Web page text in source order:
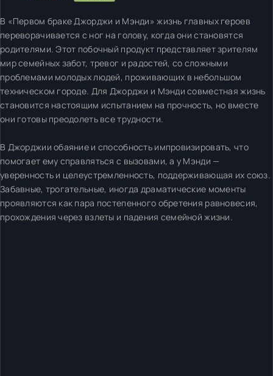
В «Первом браке Джорджи и Мэнди» жизнь главных героев
переворачивается с ног на голову, когда они становятся
родителями. Этот побочный продукт представляет зрителям
мир семейных забот, тревог и радостей, со сложными
проблемами молодых людей, проживающих в небольшом
техническом городе. Для Джорджи и Мэнди совместная жизнь
становится настоящим испытанием на прочность, но вместе
они готовы преодолеть все трудности.
В Джорджии обаяние и способность импровизировать, что
помогает ему справляться с вызовами, а у Мэнди —
уверенность и целеустремленность, поддерживающая их союз.
Забавные, трогательные, иногда драматические моменты
проявляются как пара постепенного обретения равновесия,
прохождения через взлеты и падения семейной жизни.